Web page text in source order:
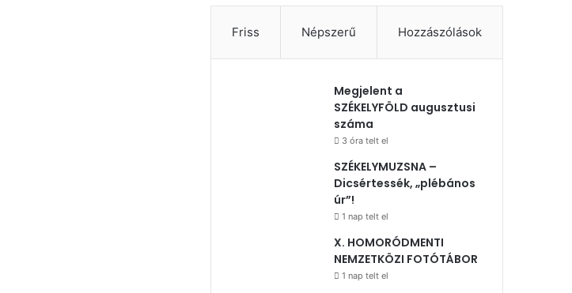
Friss Népszerű Hozzászólások
Megjelent a
SZÉKELYFÖLD augusztusi
száma
3 óra telt el
SZÉKELYMUZSNA –
Dicsértessék, „plébános
úr”!
1 nap telt el
X. HOMORÓDMENTI
NEMZETKÖZI FOTÓTÁBOR
1 nap telt el